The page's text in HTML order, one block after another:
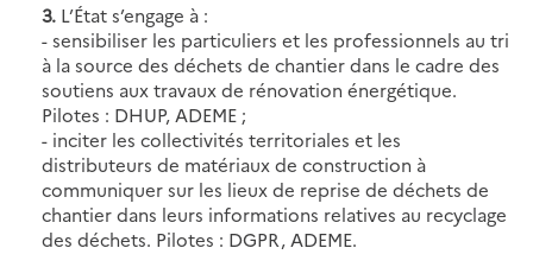
3. L’État s’engage à :
- sensibiliser les particuliers et les professionnels au tri
à la source des déchets de chantier dans le cadre des
soutiens aux travaux de rénovation énergétique.
Pilotes : DHUP, ADEME ;
- inciter les collectivités territoriales et les
distributeurs de matériaux de construction à
communiquer sur les lieux de reprise de déchets de
chantier dans leurs informations relatives au recyclage
des déchets. Pilotes : DGPR, ADEME.